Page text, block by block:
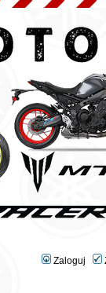
Zaloguj